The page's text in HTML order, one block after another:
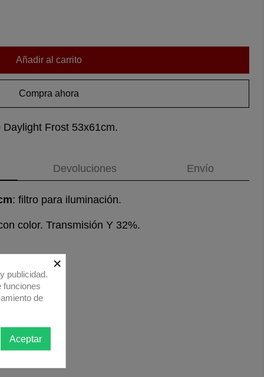
Añadir al carrito
Compra ahora
Frost 53x61cm.
Devoluciones Envío
: filtro para iluminación.
color. Transmisión Y 32%.
×
publicidad.
funciones
de
Aceptar